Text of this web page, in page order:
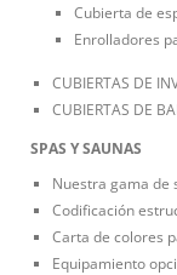
Cubierta de
Enrolladores
CUBIERTAS DE
CUBIERTAS DE
SPAS Y SAUNAS
Nuestra gama de
Codificación
Carta de colores
Equipamiento